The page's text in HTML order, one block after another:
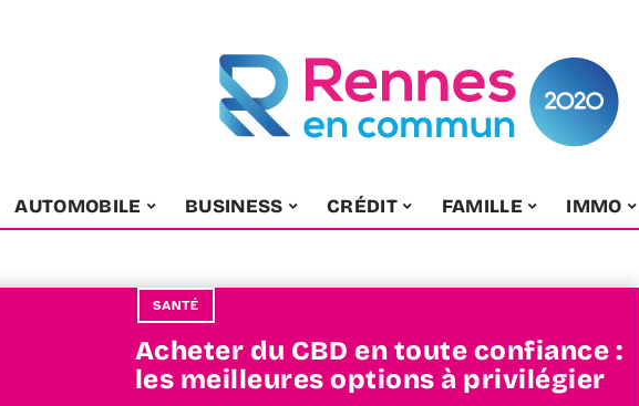
AUTOMOBILE BUSINESS CRÉDIT FAMILLE IMMO
SANTÉ
Acheter du CBD en toute confiance :
les meilleures options à privilégier